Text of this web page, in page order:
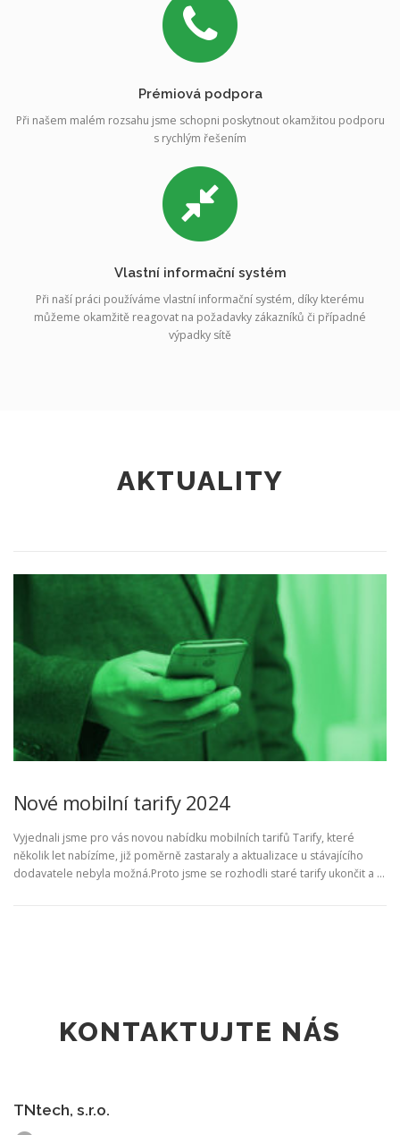
Prémiová podpora
Při našem malém rozsahu jsme schopni poskytnout okamžitou podporu
s rychlým řešením
Vlastní informační systém
Při naší práci používáme vlastní informační systém, díky kterému
můžeme okamžitě reagovat na požadavky zákazníků či případné
výpadky sítě
AKTUALITY
Nové mobilní tarify 2024
Vyjednali jsme pro vás novou nabídku mobilních tarifů Tarify, které
několik let nabízíme, již poměrně zastaraly a aktualizace u stávajícího
dodavatele nebyla možná.Proto jsme se rozhodli staré tarify ukončit a …
KONTAKTUJTE NÁS
TNtech, s.r.o.